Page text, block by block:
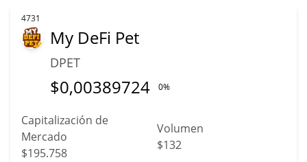
4731
My DeFi Pet
DPET
$0,00389724 0%
Capitalización de
Mercado
$195.758
Volumen
$132